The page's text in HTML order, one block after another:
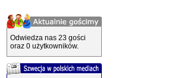
Odwiedza nas 23 gości
oraz 0 użytkowników.